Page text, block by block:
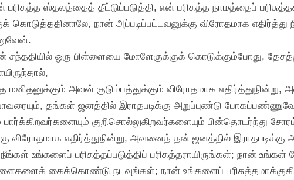
ஸ்தலத்தைத் தீட்டுப்படுத்தி, என் பரிசுத்த நாமத்தைப்
கொடுத்ததினாலே, நான் அப்படிப்பட்டவனுக்கு விரோதமாக
ஒரு பிள்ளையை மோளேகுக்குக் கொடுக்கும்போது,
மனிதனுக்கும் அவன் குடும்பத்துக்கும் விரோதமாக
தங்கள் ஜனத்தில் இராதபடிக்கு அறுப்புண்டு
குறிசொல்லுகிறவர்களையும் பின்தொடர்ந்து
விரோதமாக எதிர்த்துநின்று, அவனைத் தன் ஜனத்தில்
உங்களைப் பரிசுத்தப்படுத்திப் பரிசுத்தராயிருங்கள்; நான்
கைக்கொண்டு நடவுங்கள்; நான் உங்களைப்